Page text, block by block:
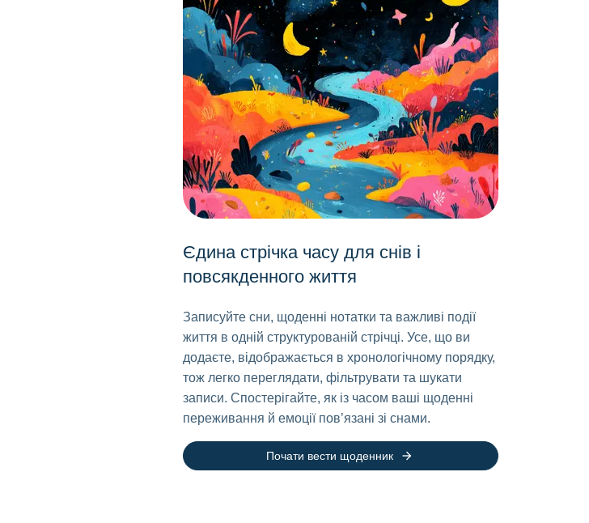
Єдина стрічка часу для снів і
повсякденного життя
Записуйте сни, щоденні нотатки та важливі події
життя в одній структурованій стрічці. Усе, що ви
додаєте, відображається в хронологічному порядку,
тож легко переглядати, фільтрувати та шукати
записи. Спостерігайте, як із часом ваші щоденні
переживання й емоції пов’язані зі снами.
Почати вести щоденник arrow_forward